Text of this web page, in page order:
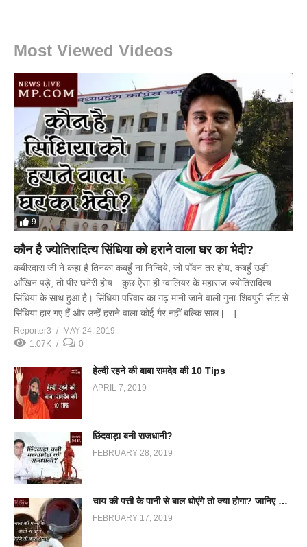
Most Viewed Videos
9
कौन है ज्योतिरादित्य सिंधिया को हराने वाला घर का भेदी?
कबीरदास जी ने कहा है तिनका कबहुँ ना निन्दिये, जो पाँवन तर होय, कबहुँ उड़ी
आँखिन पड़े, तो पीर घनेरी होय…कुछ ऐसा ही ग्वालियर के महाराज ज्योतिरादित्य
सिंधिया के साथ हुआ है। सिंधिया परिवार का गढ़ मानी जाने वाली गुना-शिवपुरी सीट से
सिंधिया हार गए हैं और उन्हें हराने वाला कोई गैर नहीं बल्कि साल […]
Reporter3
MAY 24, 2019
1.07K
0
हेल्दी रहने की बाबा रामदेव की 10 Tips
APRIL 7, 2019
छिंदवाड़ा बनी राजधानी?
FEBRUARY 28, 2019
चाय की पत्ती के पानी से बाल धोएंगे तो क्या होगा? जानिए एक्सपर्ट से
FEBRUARY 17, 2019